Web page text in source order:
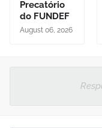
Precatório
do FUNDEF
August 06, 2026